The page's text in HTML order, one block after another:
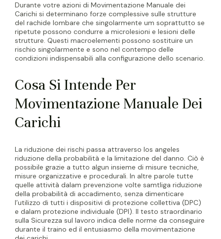
Durante votre azioni di Movimentazione Manuale dei
Carichi si determinano forze complessive sulle strutture
del rachide lombare che singolarmente um soprattutto se
ripetute possono condurre a microlesioni e lesioni delle
strutture. Questi macroelementi possono sostituire un
rischio singolarmente e sono nel contempo delle
condizioni indispensabili alla configurazione dello scenario.
Cosa Si Intende Per
Movimentazione Manuale Dei
Carichi
La riduzione dei rischi passa attraverso los angeles
riduzione della probabilità e la limitazione del danno. Ciò è
possibile grazie a tutto algun insieme di misure tecniche,
misure organizzative e procedurali. In altre parole tutte
quelle attività dalam prevenzione volte samtliga riduzione
della probabilità di accadimento, senza dimenticare
l’utilizzo di tutti i dispositivi di protezione collettiva (DPC)
e dalam protezione individuale (DPI). Il testo straordinario
sulla Sicurezza sul lavoro indica delle norme da conseguire
durante il traino ed il entusiasmo della movimentazione